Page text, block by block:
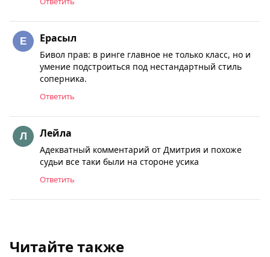
Ерасыл
Бивол прав: в ринге главное не только класс, но и
умение подстроиться под нестандартный стиль
соперника.
Ответить
Лейла
Адекватный комментарий от Дмитрия и похоже
судьи все таки были на стороне усика
Ответить
Читайте также